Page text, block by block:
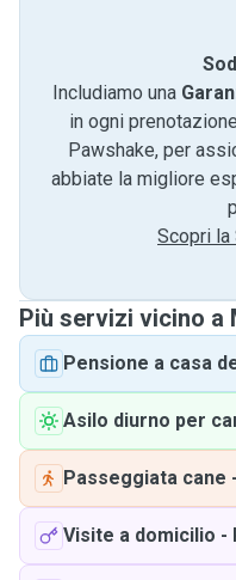
Includiamo una
in ogni
Pawshake, per
abbiate la migliore
Scopri
Più servizi vicino a
Pensione a casa
Asilo diurno per
Passeggiata cane -
Visite a domicilio -